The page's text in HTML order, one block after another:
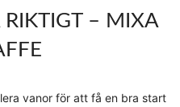
RIKTIGT – MIXA
vanor för att få en bra start